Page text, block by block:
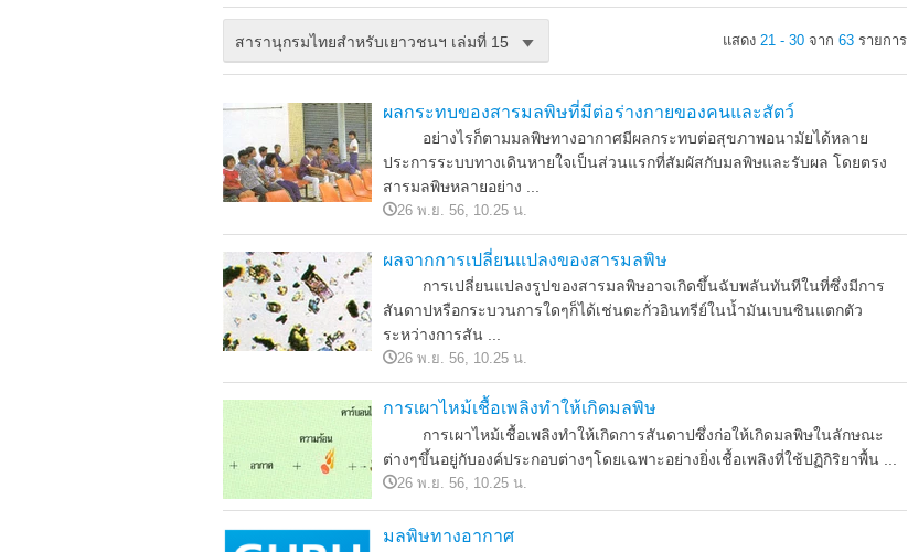
สารานุกรมไทยสำหรับเยาวชนฯ เล่มที่ 15 แสดง 21 - 30จาก 63รายการ
ผลกระทบของสารมลพิษที่มีต่อร่างกายของคนและสัตว์
อย่างไรก็ตามมลพิษทางอากาศมีผลกระทบต่อสุขภาพอนามัยได้หลาย
ประการระบบทางเดินหายใจเป็นส่วนแรกที่สัมผัสกับมลพิษและรับผล โดยตรง
สารมลพิษหลายอย่าง ...
26 พ.ย. 56, 10.25 น.
ผลจากการเปลี่ยนแปลงของสารมลพิษ
การเปลี่ยนแปลงรูปของสารมลพิษอาจเกิดขึ้นฉับพลันทันทีในที่ซึ่งมีการ
สันดาปหรือกระบวนการใดๆก็ได้เช่นตะกั่วอินทรีย์ในน้ำมันเบนซินแตกตัว
ระหว่างการสัน ...
26 พ.ย. 56, 10.25 น.
การเผาไหม้เชื้อเพลิงทำให้เกิดมลพิษ
การเผาไหม้เชื้อเพลิงทำให้เกิดการสันดาปซึ่งก่อให้เกิดมลพิษในลักษณะ
ต่างๆขึ้นอยู่กับองค์ประกอบต่างๆโดยเฉพาะอย่างยิ่งเชื้อเพลิงที่ใช้ปฏิกิริยาพื้น ...
26 พ.ย. 56, 10.25 น.
มลพิษทางอากาศ